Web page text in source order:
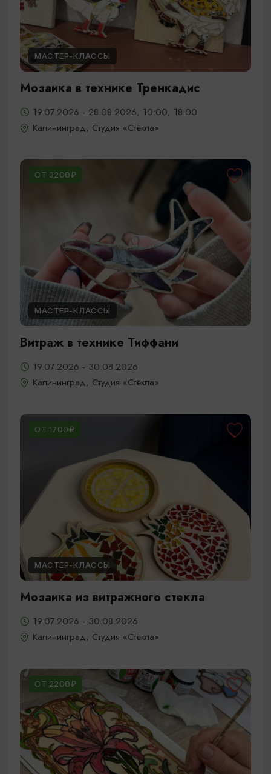
МАСТЕР-КЛАССЫ
Мозаика в технике Тренкадис
19.07.2026 - 28.08.2026, 10:00, 18:00
Калининград, Студия «Стёкла»
ОТ 3200₽
МАСТЕР-КЛАССЫ
Витраж в технике Тиффани
19.07.2026 - 30.08.2026
Калининград, Студия «Стёкла»
ОТ 1700₽
МАСТЕР-КЛАССЫ
Мозаика из витражного стекла
19.07.2026 - 30.08.2026
Калининград, Студия «Стёкла»
ОТ 2200₽